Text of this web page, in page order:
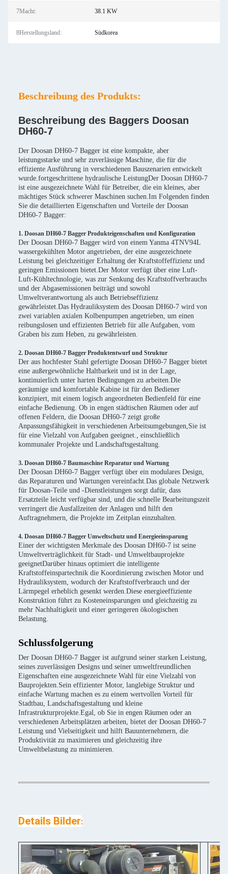
7Macht: 38.1 KW
8Herstellungsland: Südkorea
Beschreibung des Produkts:
Beschreibung des Baggers Doosan
DH60-7
Der Doosan DH60-7 Bagger ist eine kompakte, aber
leistungsstarke und sehr zuverlässige Maschine, die für die
effiziente Ausführung in verschiedenen Bauszenarien entwickelt
wurde.fortgeschrittene hydraulische LeistungDer Doosan DH60-7
ist eine ausgezeichnete Wahl für Betreiber, die ein kleines, aber
mächtiges Stück schwerer Maschinen suchen.Im Folgenden finden
Sie die detaillierten Eigenschaften und Vorteile der Doosan
DH60-7 Bagger:
1. Doosan DH60-7 Bagger Produkteigenschaften und Konfiguration
Der Doosan DH60-7 Bagger wird von einem Yanma 4TNV94L
wassergekühlten Motor angetrieben, der eine ausgezeichnete
Leistung bei gleichzeitiger Erhaltung der Kraftstoffeffizienz und
geringen Emissionen bietet.Der Motor verfügt über eine Luft-
Luft-Kühltechnologie, was zur Senkung des Kraftstoffverbrauchs
und der Abgasemissionen beiträgt und sowohl
Umweltverantwortung als auch Betriebseffizienz
gewährleistet.Das Hydrauliksystem des Doosan DH60-7 wird von
zwei variablen axialen Kolbenpumpen angetrieben, um einen
reibungslosen und effizienten Betrieb für alle Aufgaben, vom
Graben bis zum Heben, zu gewährleisten.
2. Doosan DH60-7 Bagger Produktentwurf und Struktur
Der aus hochfester Stahl gefertigte Doosan DH60-7 Bagger bietet
eine außergewöhnliche Haltbarkeit und ist in der Lage,
kontinuierlich unter harten Bedingungen zu arbeiten.Die
geräumige und komfortable Kabine ist für den Bediener
konzipiert, mit einem logisch angeordneten Bedienfeld für eine
einfache Bedienung. Ob in engen städtischen Räumen oder auf
offenen Feldern, die Doosan DH60-7 zeigt große
Anpassungsfähigkeit in verschiedenen Arbeitsumgebungen,Sie ist
für eine Vielzahl von Aufgaben geeignet., einschließlich
kommunaler Projekte und Landschaftsgestaltung.
3. Doosan DH60-7 Baumaschine Reparatur und Wartung
Der Doosan DH60-7 Bagger verfügt über ein modulares Design,
das Reparaturen und Wartungen vereinfacht.Das globale Netzwerk
für Doosan-Teile und -Dienstleistungen sorgt dafür, dass
Ersatzteile leicht verfügbar sind, und die schnelle Bearbeitungszeit
verringert die Ausfallzeiten der Anlagen und hilft den
Auftragnehmern, die Projekte im Zeitplan einzuhalten.
4. Doosan DH60-7 Bagger Umweltschutz und Energieeinsparung
Einer der wichtigsten Merkmale des Doosan DH60-7 ist seine
Umweltverträglichkeit.für Stadt- und Umweltbauprojekte
geeignetDarüber hinaus optimiert die intelligente
Kraftstoffeinspartechnik die Koordinierung zwischen Motor und
Hydrauliksystem, wodurch der Kraftstoffverbrauch und der
Lärmpegel erheblich gesenkt werden.Diese energieeffiziente
Konstruktion führt zu Kosteneinsparungen und gleichzeitig zu
mehr Nachhaltigkeit und einer geringeren ökologischen
Belastung.
Schlussfolgerung
Der Doosan DH60-7 Bagger ist aufgrund seiner starken Leistung,
seines zuverlässigen Designs und seiner umweltfreundlichen
Eigenschaften eine ausgezeichnete Wahl für eine Vielzahl von
Bauprojekten.Sein effizienter Motor, langlebige Struktur und
einfache Wartung machen es zu einem wertvollen Vorteil für
Stadtbau, Landschaftsgestaltung und kleine
Infrastrukturprojekte.Egal, ob Sie in engen Räumen oder an
verschiedenen Arbeitsplätzen arbeiten, bietet der Doosan DH60-7
Leistung und Vielseitigkeit und hilft Bauunternehmern, die
Produktivität zu maximieren und gleichzeitig ihre
Umweltbelastung zu minimieren.
Details Bilder: